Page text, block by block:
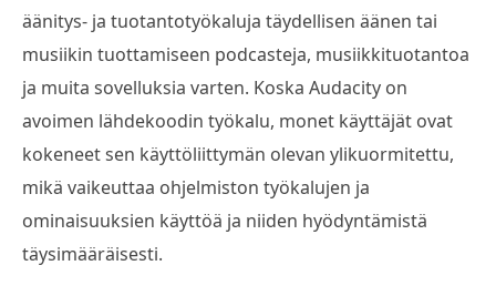
äänitys- ja tuotantotyökaluja täydellisen äänen tai
musiikin tuottamiseen podcasteja, musiikkituotantoa
ja muita sovelluksia varten. Koska Audacity on
avoimen lähdekoodin työkalu, monet käyttäjät ovat
kokeneet sen käyttöliittymän olevan ylikuormitettu,
mikä vaikeuttaa ohjelmiston työkalujen ja
ominaisuuksien käyttöä ja niiden hyödyntämistä
täysimääräisesti.